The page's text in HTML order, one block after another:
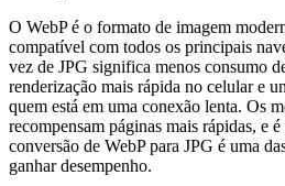
O WebP é o formato de imagem
compatível com todos os principais
vez de JPG significa menos consumo
renderização mais rápida no celular e
quem está em uma conexão lenta. Os
recompensam páginas mais rápidas, e
conversão de WebP para JPG é uma
ganhar desempenho.